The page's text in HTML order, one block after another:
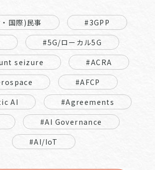
国際)民事
#3GPP
#5G/ローカル5G
seizure
#ACRA
#AFCP
AI
#Agreements
#AI Governance
#AI/IoT